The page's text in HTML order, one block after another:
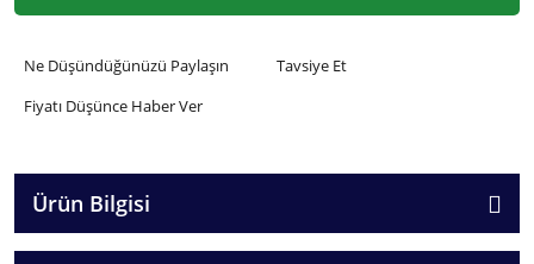
Ne Düşündüğünüzü Paylaşın
Tavsiye Et
Fiyatı Düşünce Haber Ver
Ürün Bilgisi